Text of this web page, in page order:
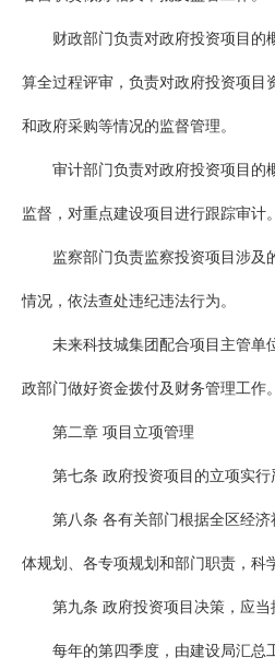
财政部门负责对政府投资项目的
算全过程评审，负责对政府投资项目
和政府采购等情况的监督管理。
审计部门负责对政府投资项目的
监督，对重点建设项目进行跟踪审计。
监察部门负责监察投资项目涉及
情况，依法查处违纪违法行为。
未来科技城集团配合项目主管单
政部门做好资金拨付及财务管理工作。
第二章 项目立项管理
第七条 政府投资项目的立项实行
第八条 各有关部门根据全区经
体规划、各专项规划和部门职责，科
第九条 政府投资项目决策，应当
每年的第四季度，由建设局汇总